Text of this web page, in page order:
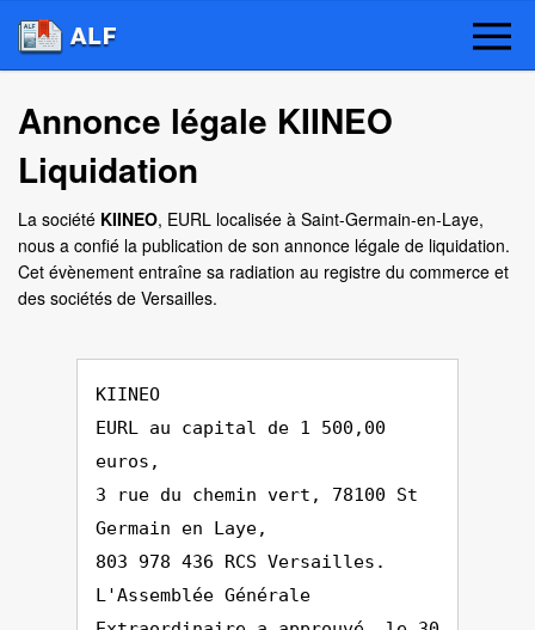
Annonce légale KIINEO
Liquidation
La société KIINEO, EURL localisée à Saint-Germain-en-Laye,
nous a confié la publication de son annonce légale de liquidation.
Cet évènement entraîne sa radiation au registre du commerce et
des sociétés de Versailles.
KIINEO
EURL au capital de 1 500,00
euros,
3 rue du chemin vert, 78100 St
Germain en Laye,
803 978 436 RCS Versailles.
L'Assemblée Générale